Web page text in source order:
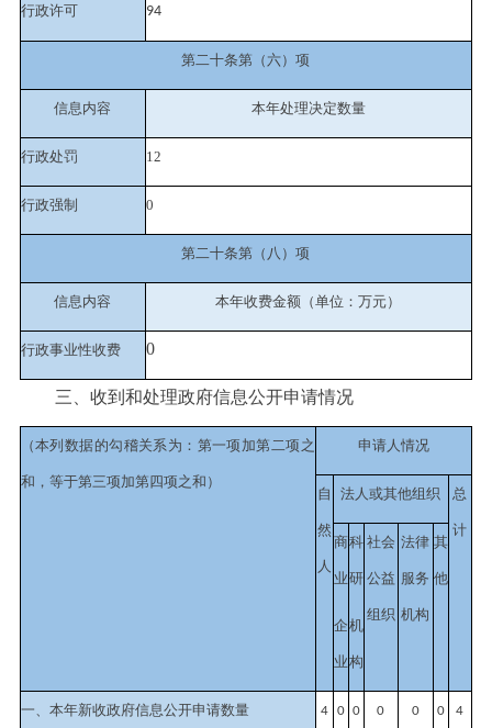
行政许可 94
第二十条第（六）项
信息内容 本年处理决定数量
行政处罚 12
行政强制 0
第二十条第（八）项
信息内容 本年收费金额（单位：万元）
行政事业性收费 0
三、收到和处理政府信息公开申请情况
（本列数据的勾稽关系为：第一项加第二项之
和，等于第三项加第四项之和）
申请人情况
自
然
人
法人或其他组织 总
计
商
业
企
业
科
研
机
构
社会
公益
组织
法律
服务
机构
其
他
一、本年新收政府信息公开申请数量 4 0 0 0 0 0 4